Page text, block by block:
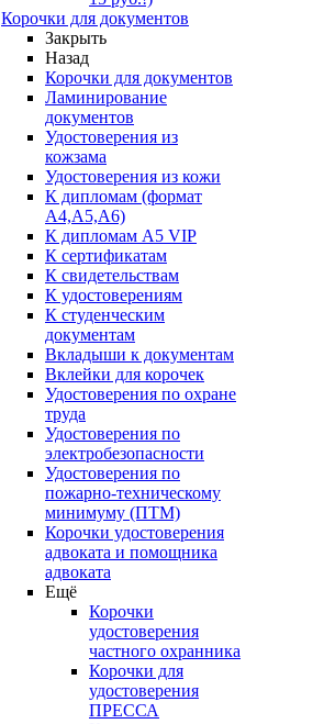
Корочки для документов
Закрыть
Назад
Корочки для документов
Ламинирование
документов
Удостоверения из
кожзама
Удостоверения из кожи
К дипломам (формат
А4,А5,А6)
К дипломам А5 VIP
К сертификатам
К свидетельствам
К удостоверениям
К студенческим
документам
Вкладыши к документам
Вклейки для корочек
Удостоверения по охране
труда
Удостоверения по
электробезопасности
Удостоверения по
пожарно-техническому
минимуму (ПТМ)
Корочки удостоверения
адвоката и помощника
адвоката
Ещё
Корочки
удостоверения
частного охранника
Корочки для
удостоверения
ПРЕССА